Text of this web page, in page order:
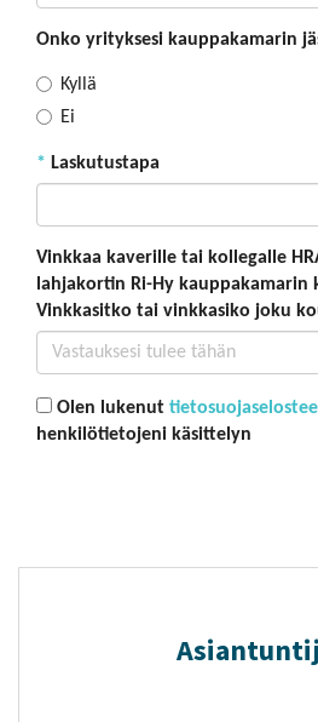
Onko yrityksesi kauppakamarin
Kyllä
Ei
* Laskutustapa
Vinkkaa kaverille tai kollegalle
lahjakortin Ri-Hy kauppakamarin
Vinkkasitko tai vinkkasiko joku
Olen lukenut
henkilötietojeni käsittelyn